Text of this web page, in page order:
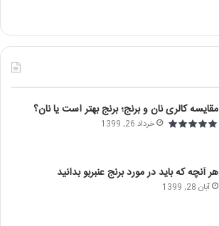
مقایسه کالری نان و برنج؛ برنج بهتر است یا نان؟
خرداد 26, 1399
هر آنچه که باید در مورد برنج عنبربو بدانید
آبان 28, 1399